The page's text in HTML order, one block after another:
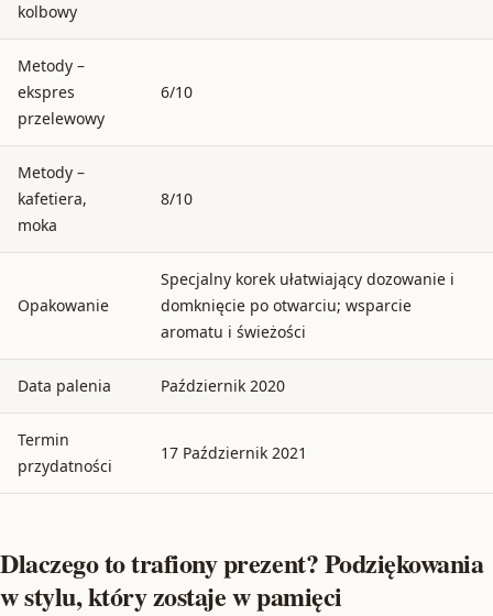
kolbowy
Metody –
ekspres
przelewowy
6/10
Metody –
kafetiera,
moka
8/10
Opakowanie
Specjalny korek ułatwiający dozowanie i
domknięcie po otwarciu; wsparcie
aromatu i świeżości
Data palenia Październik 2020
Termin
przydatności
17 Październik 2021
Dlaczego to trafiony prezent? Podziękowania
w stylu, który zostaje w pamięci